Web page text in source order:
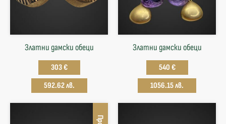
Златни дамски обеци
303 €
592.62 лв.
Златни дамски обеци
540 €
1056.15 лв.